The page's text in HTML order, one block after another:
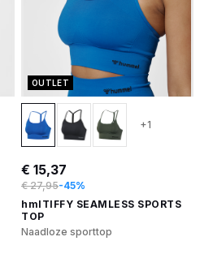
OUTLET
+1
€ 15,37
€ 27,95-45%
hmlTIFFY SEAMLESS SPORTS
TOP
Naadloze sporttop